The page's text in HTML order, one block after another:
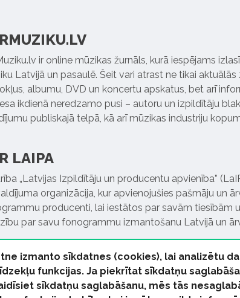
ir online mūzikas žurnāls, kurā iespējams
Latvijā un pasaulē. Šeit vari atrast ne tikai aktuālās
albumu, DVD un koncertu apskatus, bet arī
ikdienā neredzamo pusi – autoru un izpildītāju
publiskajā telpā, kā arī mūzikas industriju
LAIPA
„Latvijas Izpildītāju un producentu apvienība”
organizācija, kur apvienojušies pašmāju un
producenti, lai iestātos par savām tiesībām
par savu fonogrammu izmantošanu Latvijā un
izmanto sīkdatnes (cookies), lai analizētu
funkcijas. Ja piekrītat sīkdatņu
sīkdatņu saglabāšanu, mēs tās